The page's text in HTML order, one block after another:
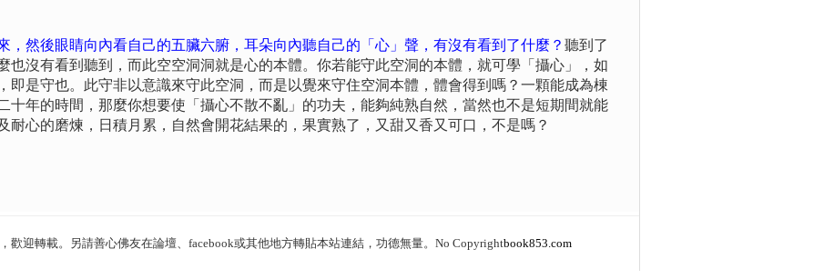
，然後眼睛向內看自己的五臟六腑，耳朵向內聽自己的「心」聲，有沒有看到了什麼？ 聽到了
也沒有看到聽到，而此空空洞洞就是心的本體。你若能守此空洞的本體，就可學「攝心」，如
即是守也。此守非以意識來守此空洞，而是以覺來守住空洞本體，體會得到嗎？一顆能成為棟
十年的時間，那麼你想要使「攝心不散不亂」的功夫，能夠純熟自然，當然也不是短期間就能
耐心的磨煉，日積月累，自然會開花結果的，果實熟了，又甜又香又可口，不是嗎？
歡迎轉載。另請善心佛友在論壇、facebook或其他地方轉貼本站連結，功德無量。No Copyrightbook853.com